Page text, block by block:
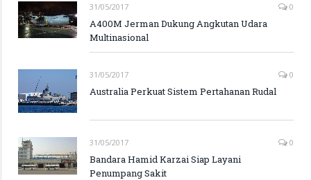
31/05/2017 0
A400M Jerman Dukung Angkutan Udara
Multinasional
31/05/2017 0
Australia Perkuat Sistem Pertahanan Rudal
31/05/2017 0
Bandara Hamid Karzai Siap Layani
Penumpang Sakit